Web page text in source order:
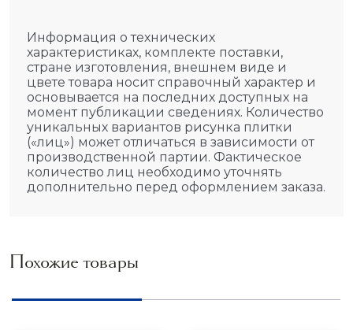
Информация о технических
характеристиках, комплекте поставки,
стране изготовления, внешнем виде и
цвете товара носит справочный характер и
основывается на последних доступных на
момент публикации сведениях. Количество
уникальных вариантов рисунка плитки
(«лиц») может отличаться в зависимости от
производственной партии. Фактическое
количество лиц необходимо уточнять
дополнительно перед оформлением заказа.
Похожие товары